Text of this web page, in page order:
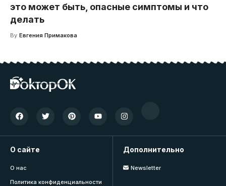
это может быть, опасные симптомы и что
делать
By Евгения Примакова
О сайте
О нас
Политика конфиденциальности
Дополнительно
Newsletter